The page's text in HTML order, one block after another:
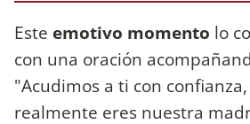
Este emotivo momento lo
con una oración
"Acudimos a ti con
realmente eres nuestra